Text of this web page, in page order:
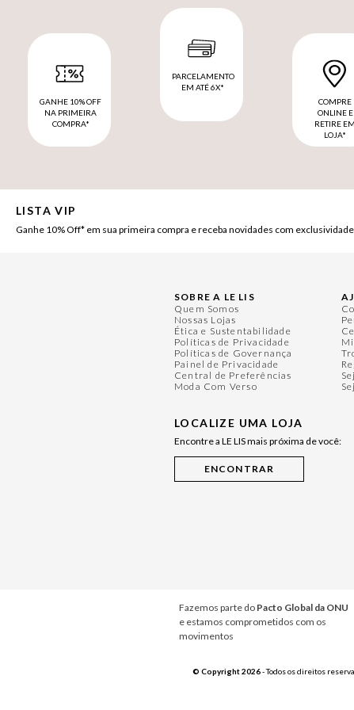
GANHE 10% OFF
NA PRIMEIRA
COMPRA*
PARCELAMENTO
EM ATÉ 6X*
COMPRE
ONLINE E
RETIRE EM
LOJA*
LISTA VIP
Ganhe 10% Off* em sua primeira compra e receba novidades com exclusividade
SOBRE A LE LIS
Quem Somos
Nossas Lojas
Ética e Sustentabilidade
Políticas de Privacidade
Políticas de Governança
Painel de Privacidade
Central de Preferências
Moda Com Verso
LOCALIZE UMA LOJA
Encontre a LE LIS mais próxima de você:
Fazemos parte do Pacto Global da ONU
e estamos comprometidos com os
movimentos
© Copyright 2026- Todos os direitos